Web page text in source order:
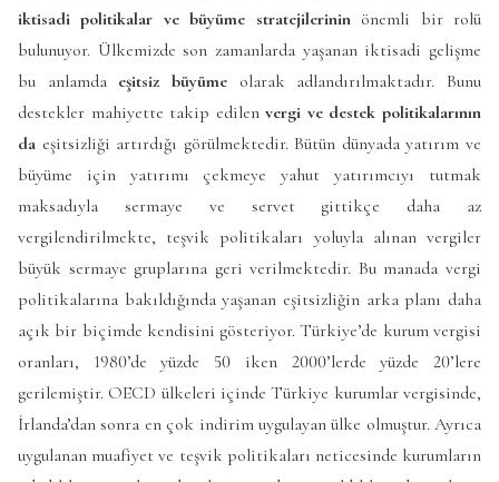
iktisadi politikalar ve büyüme stratejilerininönemli bir rolü
bulunuyor. Ülkemizde son zamanlarda yaşanan iktisadi gelişme
bu anlamda eşitsiz büyüme olarak adlandırılmaktadır. Bunu
destekler mahiyette takip edilenvergi ve destek politikalarının
da eşitsizliği artırdığı görülmektedir. Bütün dünyada yatırım ve
büyüme için yatırımı çekmeye yahut yatırımcıyı tutmak
maksadıyla sermaye ve servet gittikçe daha az
vergilendirilmekte, teşvik politikaları yoluyla alınan vergiler
büyük sermaye gruplarına geri verilmektedir. Bu manada vergi
politikalarına bakıldığında yaşanan eşitsizliğin arka planı daha
açık bir biçimde kendisini gösteriyor. Türkiye’de kurum vergisi
oranları, 1980’de yüzde 50 iken 2000’lerde yüzde 20’lere
gerilemiştir. OECD ülkeleri içinde Türkiye kurumlar vergisinde,
İrlanda’dan sonra en çok indirim uygulayan ülke olmuştur. Ayrıca
uygulanan muafiyet ve teşvik politikaları neticesinde kurumların